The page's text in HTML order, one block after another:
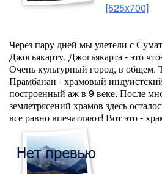
[525x700]
Через пару дней мы улетели с
Джогьякарту. Джогьякарта - это
Очень культурный город, в общем.
Прамбанан - храмовый
построенный аж в 9 веке. После
землетрясений храмов здесь
все равно впечатляют! Вот это -